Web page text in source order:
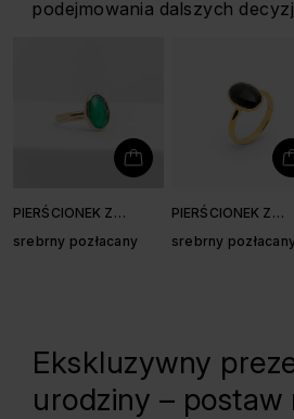
podejmowania dalszych
PIERŚCIONEK Z
srebrny pozłacany
PIERŚCIONEK Z
srebrny
Ekskluzywny
urodziny – postaw